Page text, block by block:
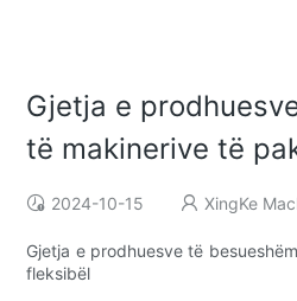
Gjetja e
të makinerive të
2024-10-15 XingKe
Gjetja e prodhuesve të
fleksibël